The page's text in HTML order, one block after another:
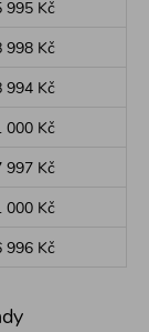
995 Kč
998 Kč
994 Kč
000 Kč
997 Kč
000 Kč
996 Kč